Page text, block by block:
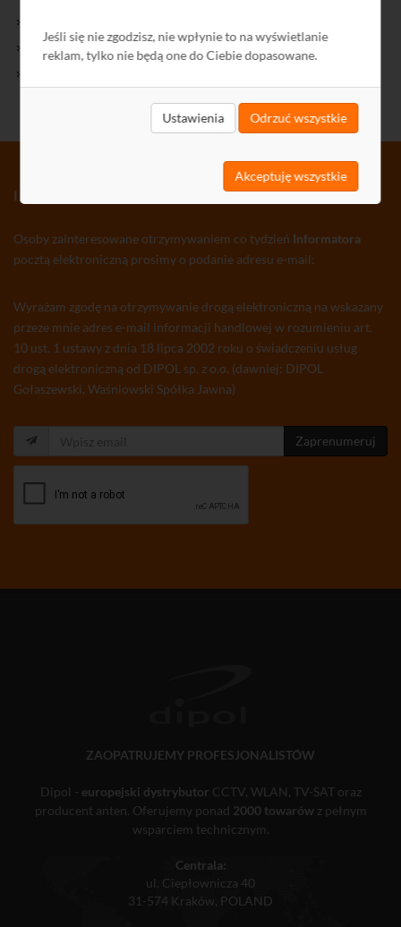
Jeśli się nie zgodzisz, nie wpłynie to na wyświetlanie
reklam, tylko nie będą one do Ciebie dopasowane.
Ustawienia Odrzuć wszystkie
Akceptuję wszystkie
Polityka Prywatności
INFORMATOR TV-SAT CCTV WLAN
Osoby zainteresowane otrzymywaniem co tydzień Informatora
pocztą elektroniczną prosimy o podanie adresu e-mail:
Wyrażam zgodę na otrzymywanie drogą elektroniczną na wskazany
przeze mnie adres e-mail informacji handlowej w rozumieniu art.
10 ust. 1 ustawy z dnia 18 lipca 2002 roku o świadczeniu usług
drogą elektroniczną od DIPOL sp. z o.o. (dawniej: DIPOL
Gołaszewski, Waśniowski Spółka Jawna)
Zaprenumeruj
ZAOPATRUJEMY PROFESJONALISTÓW
Dipol - europejski dystrybutor CCTV, WLAN, TV-SAT oraz
producent anten. Oferujemy ponad 2000 towarówz pełnym
wsparciem technicznym.
Centrala:
ul. Ciepłownicza 40
31-574 Kraków, POLAND